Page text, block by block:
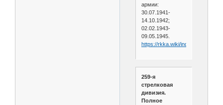
армии:
30.07.1941-
14.10.1942;
02.02.1943-
09.05.1945.
https://rkka.wiki/index.php/
259-я
стрелковая
дивизия.
Полное